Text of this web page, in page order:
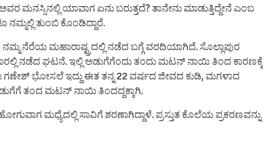
ಮನಸ್ಸಿನಲ್ಲಿ ಯಾವಾಗ ಏನು ಬರುತ್ತದೆ? ತಾನೇನು ಮಾಡುತ್ತಿದ್ದೇನೆ ಎಂಬ
ತುಂಬಿ ಕೊಂಡಿದ್ದಾರೆ.
ನೆರೆಯ ಮಹಾರಾಷ್ಟ್ರದಲ್ಲಿ ನಡೆದ ಬಗ್ಗೆ ವರದಿಯಾಗಿದೆ. ಸೊಲ್ಲಾಪುರ
ನಡೆದ ಘಟನೆ. ಇಲ್ಲಿ ಅಡುಗೆಗೆಂದು ತಂದು ಮಟನ್ ನಾಯಿ ತಿಂದ ಕಾರಣಕ್ಕೆ
ಭೋಸಲೆ ಇದ್ದು ಈತ ತನ್ನ 22 ವರ್ಷದ ಜೀವದ ಕುಡಿ, ಮಗಳಾದ
ತಂದ ಮಟನ್ ನಾಯಿ ತಿಂದದ್ದಕ್ಕಾಗಿ.
ಮಧ್ಯೆದಲ್ಲಿ ಸಾವಿಗೆ ಶರಣಾಗಿದ್ದಾಳೆ. ಪ್ರಸ್ತುತ ಕೊಲೆಯ ಪ್ರಕರಣವನ್ನು